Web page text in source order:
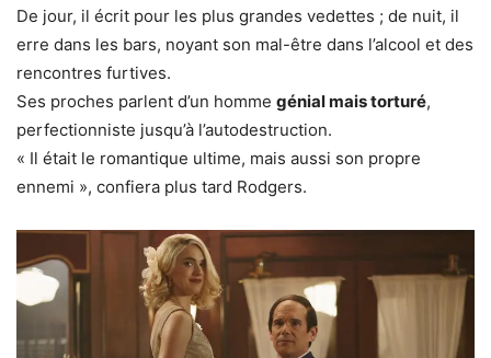
De jour, il écrit pour les plus grandes vedettes ; de nuit, il
erre dans les bars, noyant son mal-être dans l’alcool et des
rencontres furtives.
Ses proches parlent d’un homme génial mais torturé,
perfectionniste jusqu’à l’autodestruction.
« Il était le romantique ultime, mais aussi son propre
ennemi », confiera plus tard Rodgers.